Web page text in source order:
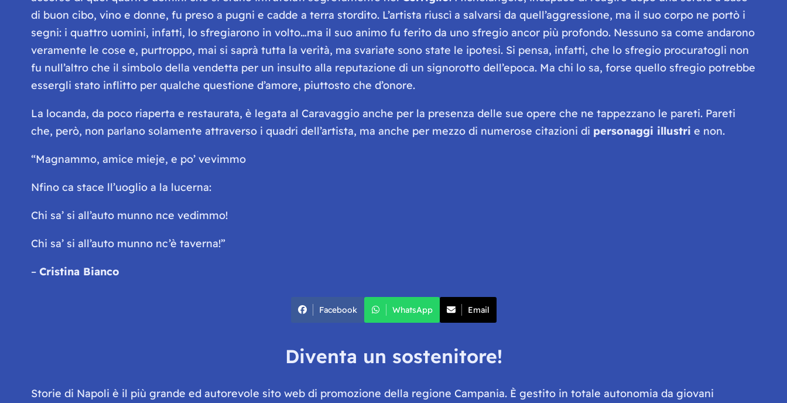
di buon cibo, vino e donne, fu preso a pugni e cadde a terra stordito. L’artista riuscì a salvarsi da quell’aggressione, ma il suo corpo ne portò i
segni: i quattro uomini, infatti, lo sfregiarono in volto…ma il suo animo fu ferito da uno sfregio ancor più profondo. Nessuno sa come andarono
veramente le cose e, purtroppo, mai si saprà tutta la verità, ma svariate sono state le ipotesi. Si pensa, infatti, che lo sfregio procuratogli non
fu null’altro che il simbolo della vendetta per un insulto alla reputazione di un signorotto dell’epoca. Ma chi lo sa, forse quello sfregio potrebbe
essergli stato inflitto per qualche questione d’amore, piuttosto che d’onore.
La locanda, da poco riaperta e restaurata, è legata al Caravaggio anche per la presenza delle sue opere che ne tappezzano le pareti. Pareti
che, però, non parlano solamente attraverso i quadri dell’artista, ma anche per mezzo di numerose citazioni di personaggi illustri e non.
“Magnammo, amice mieje, e po’ vevimmo
Nfino ca stace ll’uoglio a la lucerna:
Chi sa’ si all’auto munno nce vedimmo!
Chi sa’ si all’auto munno nc’è taverna!”
– Cristina Bianco
Facebook WhatsApp Email
Diventa un sostenitore!
Storie di Napoli è il più grande ed autorevole sito web di promozione della regione Campania. È gestito in totale autonomia da giovani